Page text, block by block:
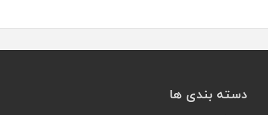
دسته بندی ها